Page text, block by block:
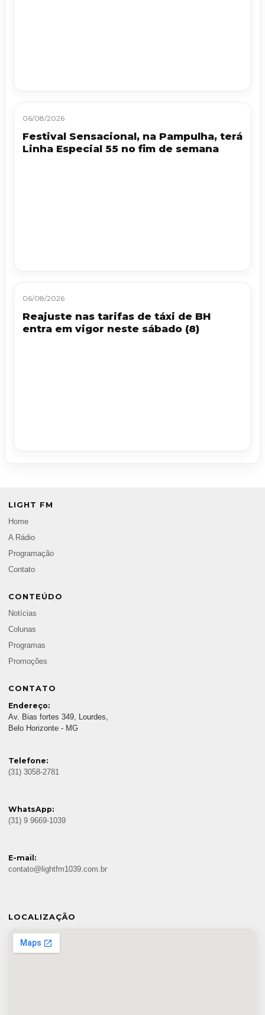
06/08/2026
Festival Sensacional, na Pampulha, terá
Linha Especial 55 no fim de semana
06/08/2026
Reajuste nas tarifas de táxi de BH
entra em vigor neste sábado (8)
LIGHT FM
Home
A Rádio
Programação
Contato
CONTEÚDO
Notícias
Colunas
Programas
Promoções
CONTATO
Endereço:
Av. Bias fortes 349, Lourdes,
Belo Horizonte - MG
Telefone:
(31) 3058-2781
WhatsApp:
(31) 9 9669-1039
E-mail:
contato@lightfm1039.com.br
LOCALIZAÇÃO